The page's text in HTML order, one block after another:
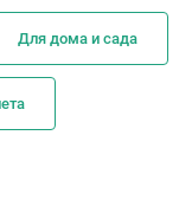
Для дома и сада